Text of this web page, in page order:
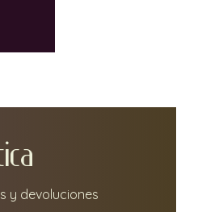
y devoluciones